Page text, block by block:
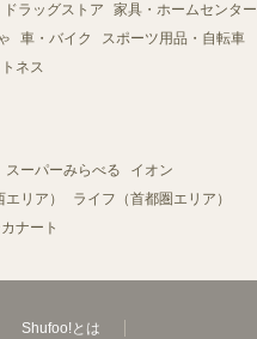
ドラッグストア
家具・ホームセンター
車・バイク
スポーツ用品・自転車
ネス
スーパーみらべる
イオン
リア）
ライフ（首都圏エリア）
ナート
Shufoo!とは